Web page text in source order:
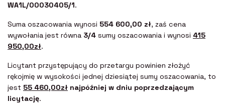
WA1L/00030405/1.
Suma oszacowania wynosi 554 600,00 zł, zaś cena
wywołania jest równa 3/4 sumy oszacowania i wynosi 415
950,00zł.
Licytant przystępujący do przetargu powinien złożyć
rękojmię w wysokości jednej dziesiątej sumy oszacowania, to
jest 55 460,00zł najpóźniej w dniu poprzedzającym
licytację.